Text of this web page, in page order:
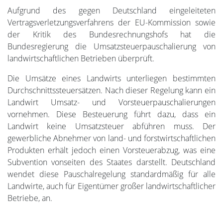
Aufgrund des gegen Deutschland eingeleiteten
Vertragsverletzungsverfahrens der EU-Kommission sowie
der Kritik des Bundesrechnungshofs hat die
Bundesregierung die Umsatzsteuerpauschalierung von
landwirtschaftlichen Betrieben überprüft.
Die Umsätze eines Landwirts unterliegen bestimmten
Durchschnittssteuersätzen. Nach dieser Regelung kann ein
Landwirt Umsatz- und Vorsteuerpauschalierungen
vornehmen. Diese Besteuerung führt dazu, dass ein
Landwirt keine Umsatzsteuer abführen muss. Der
gewerbliche Abnehmer von land- und forstwirtschaftlichen
Produkten erhält jedoch einen Vorsteuerabzug, was eine
Subvention vonseiten des Staates darstellt. Deutschland
wendet diese Pauschalregelung standardmäßig für alle
Landwirte, auch für Eigentümer großer landwirtschaftlicher
Betriebe, an.